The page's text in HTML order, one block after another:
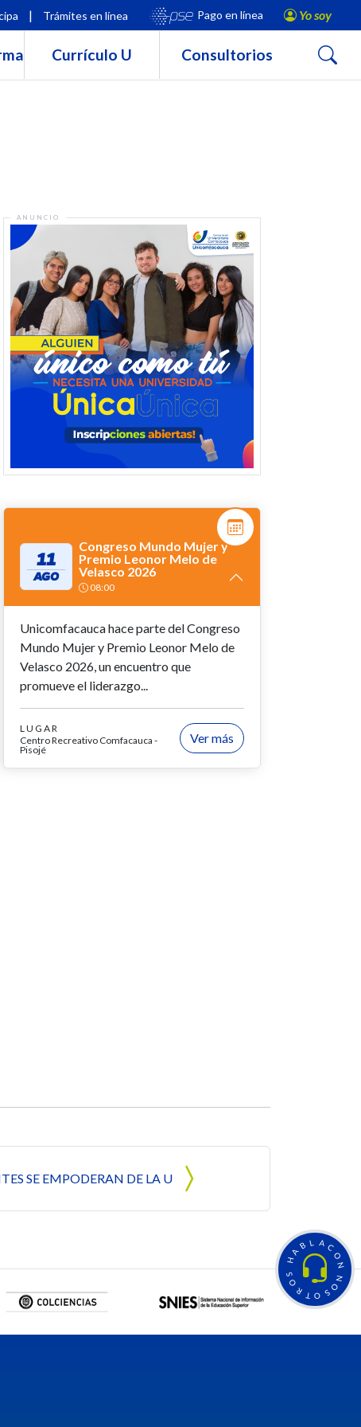
H
A
B L A C
O
N
N
O
S
O
T
R
O
S
| Trámites en línea Pago en línea Yo soy
Currículo U Consultorios Buscar
11
AGO
Congreso Mundo Mujer y
Premio Leonor Melo de
Velasco 2026
08:00
Unicomfacauca hace parte del Congreso
Mundo Mujer y Premio Leonor Melo de
Velasco 2026, un encuentro que
promueve el liderazgo...
LUGAR
Centro Recreativo Comfacauca -
Pisojé
Ver más
SE EMPODERAN DE LA U